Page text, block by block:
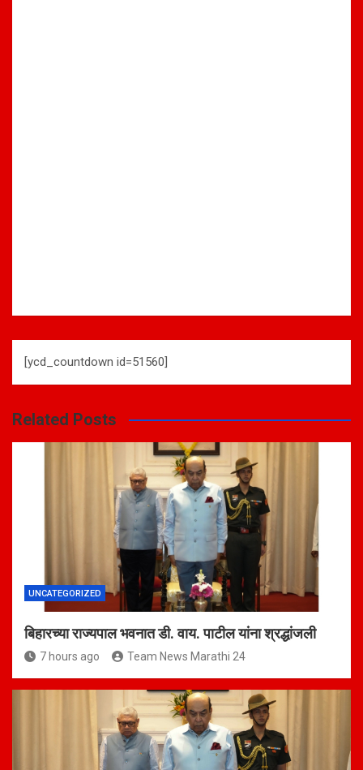
[ycd_countdown id=51560]
Related Posts
UNCATEGORIZED
बिहारच्या राज्यपाल भवनात डी. वाय. पाटील यांना श्रद्धांजली
7 hours ago Team News Marathi 24